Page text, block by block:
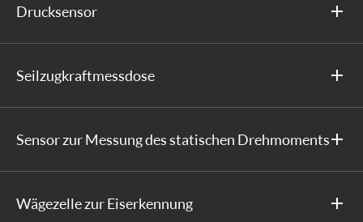
Drucksensor
Seilzugkraftmessdose
Sensor zur Messung des statischen Drehmoments
Wägezelle zur Eiserkennung